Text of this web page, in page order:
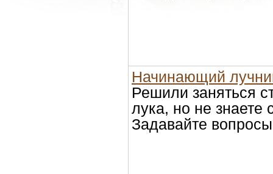
Начинающий
Решили заняться
лука, но не знаете
Задавайте